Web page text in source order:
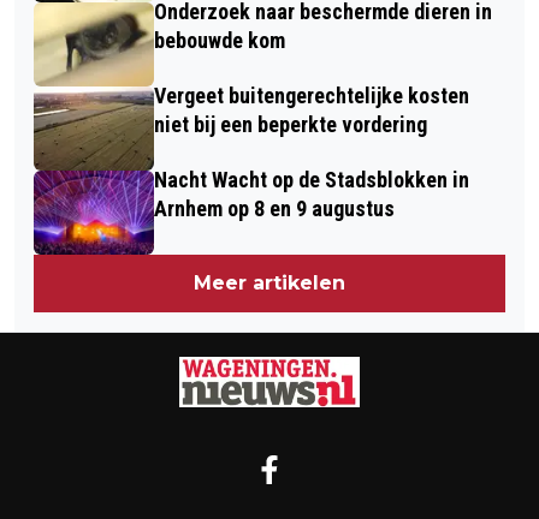
Onderzoek naar beschermde dieren in
bebouwde kom
Vergeet buitengerechtelijke kosten
niet bij een beperkte vordering
Nacht Wacht op de Stadsblokken in
Arnhem op 8 en 9 augustus
Meer artikelen